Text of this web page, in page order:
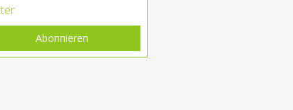
Abonnieren